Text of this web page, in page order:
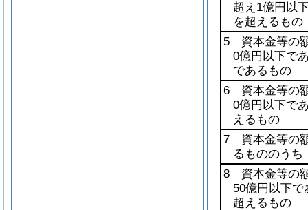
超え1億円以
を超えるもの
5 資本金等の
0億円以下で
であるもの
6 資本金等の
0億円以下で
えるもの
7 資本金等の
るもののうち
8 資本金等の
50億円以下
超えるもの